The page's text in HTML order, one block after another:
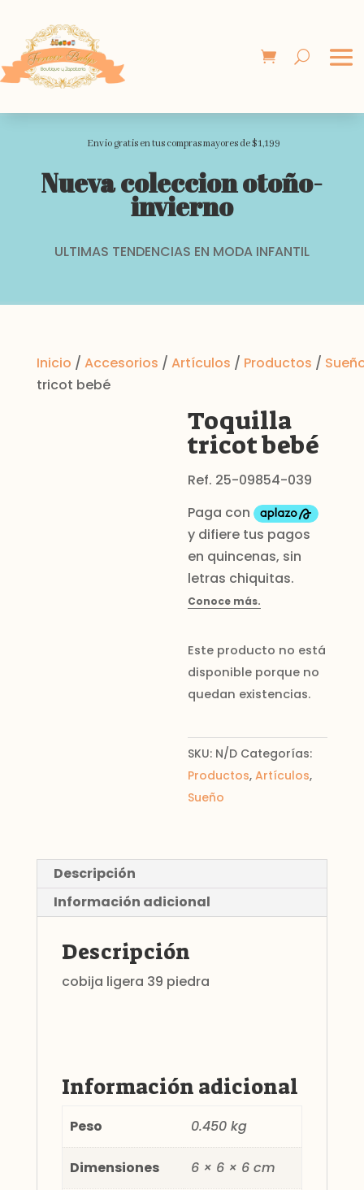
Envio gratis en tus compras mayores de $1,199
Nueva coleccion otoño-
invierno
ULTIMAS TENDENCIAS EN MODA INFANTIL
Inicio / Accesorios / Artículos / Productos /
tricot bebé
Toquilla
tricot bebé
Ref. 25-09854-039
Este producto no está
disponible porque no
quedan existencias.
SKU: N/D Categorías:
Productos,Artículos,
Sueño
Descripción
Información adicional
Descripción
cobija ligera 39 piedra
Información adicional
Peso 0.450 kg
Dimensiones 6 × 6 × 6 cm